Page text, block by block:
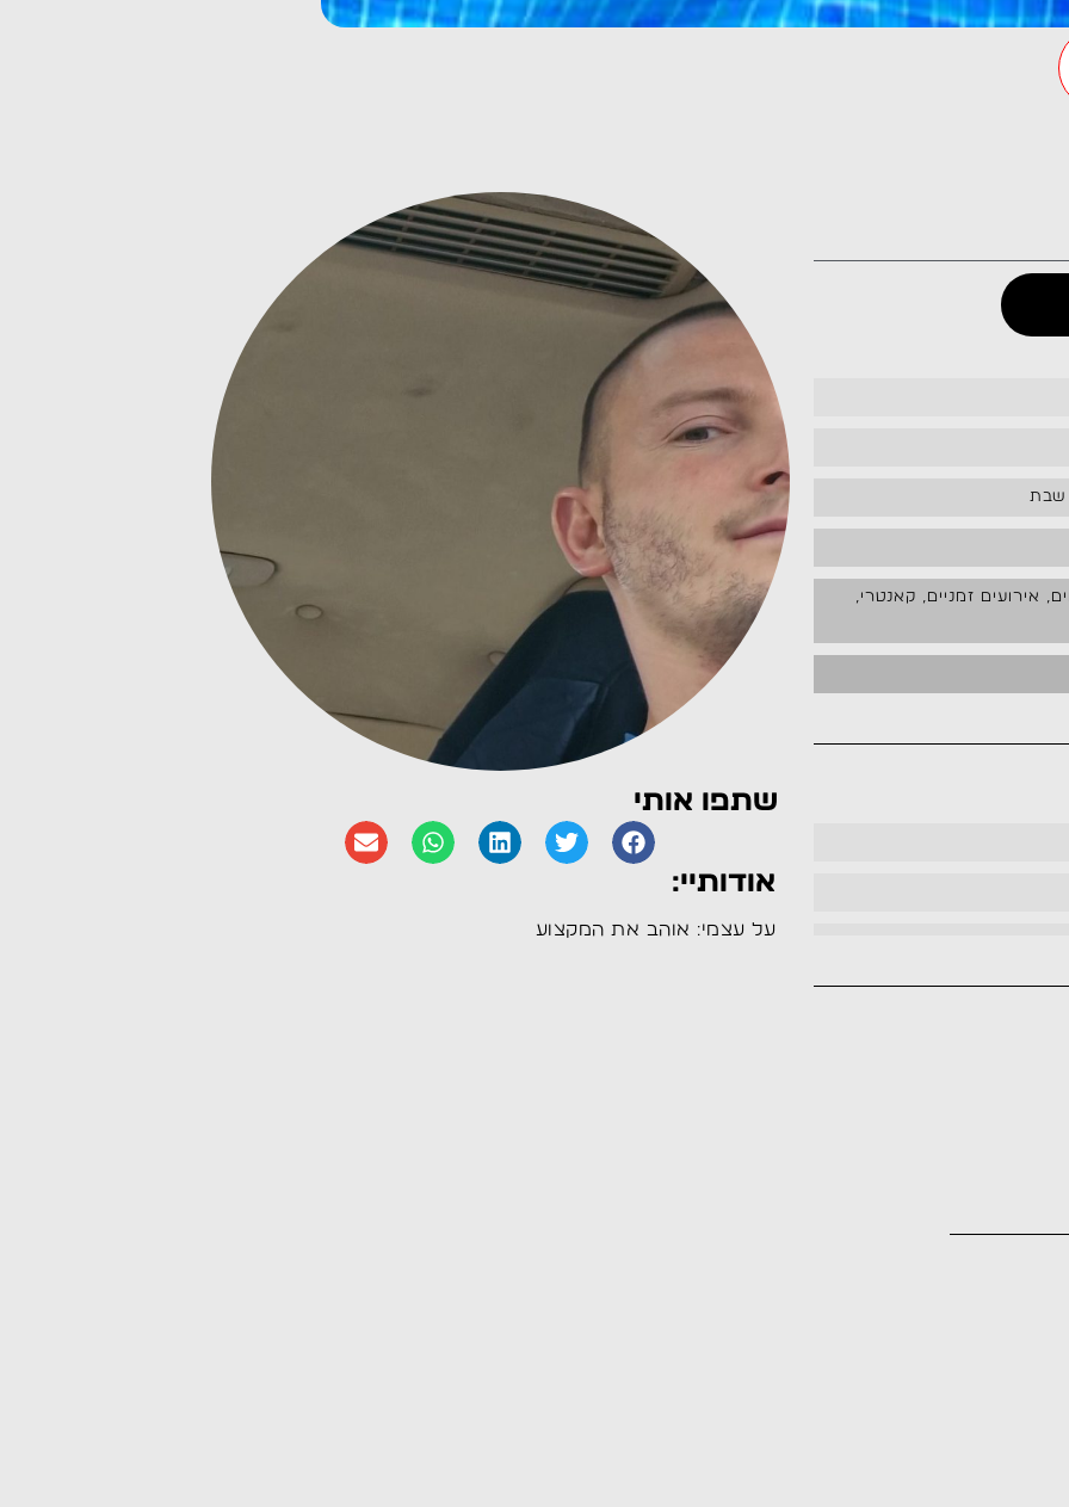
שבת
אירועים זמניים, קאנטרי,
שתפו אותי
אודותיי:
על עצמי: אוהב את המקצוע